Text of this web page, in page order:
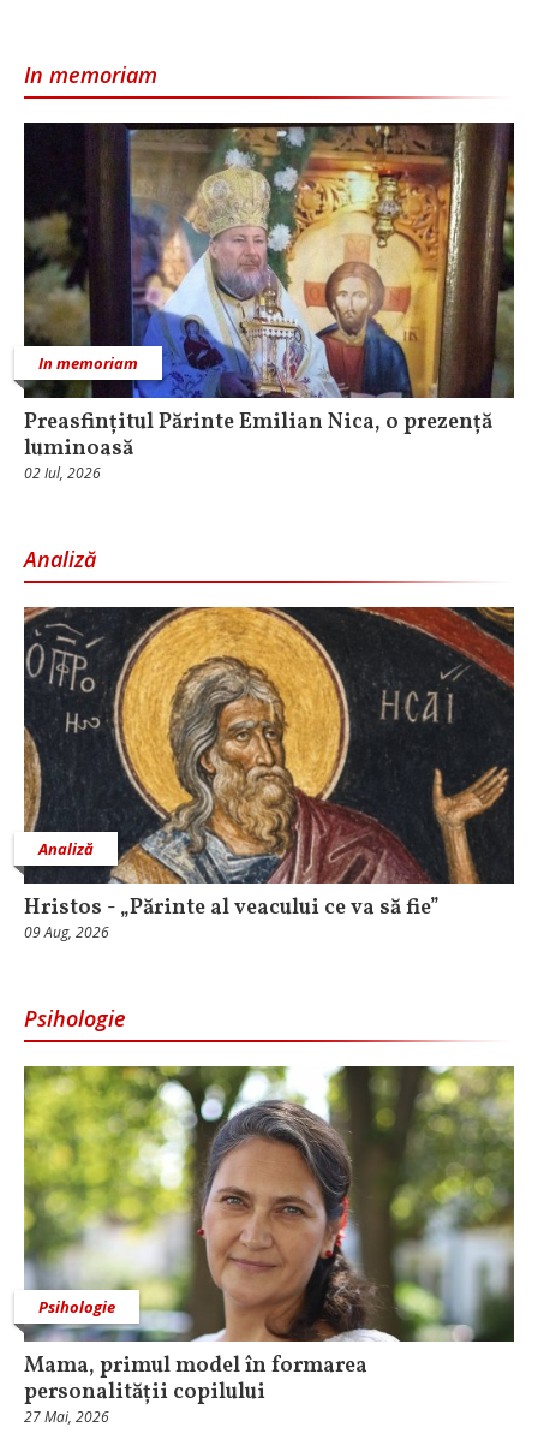
In memoriam
In memoriam
Preasfințitul Părinte Emilian Nica, o prezență
luminoasă
02 Iul, 2026
Analiză
Analiză
Hristos - „Părinte al veacului ce va să fie”
09 Aug, 2026
Psihologie
Psihologie
Mama, primul model în formarea
personalității copilului
27 Mai, 2026